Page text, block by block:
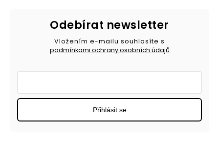
Odebírat newsletter
Vložením e-mailu souhlasíte s
podmínkami ochrany osobních údajů
Přihlásit se